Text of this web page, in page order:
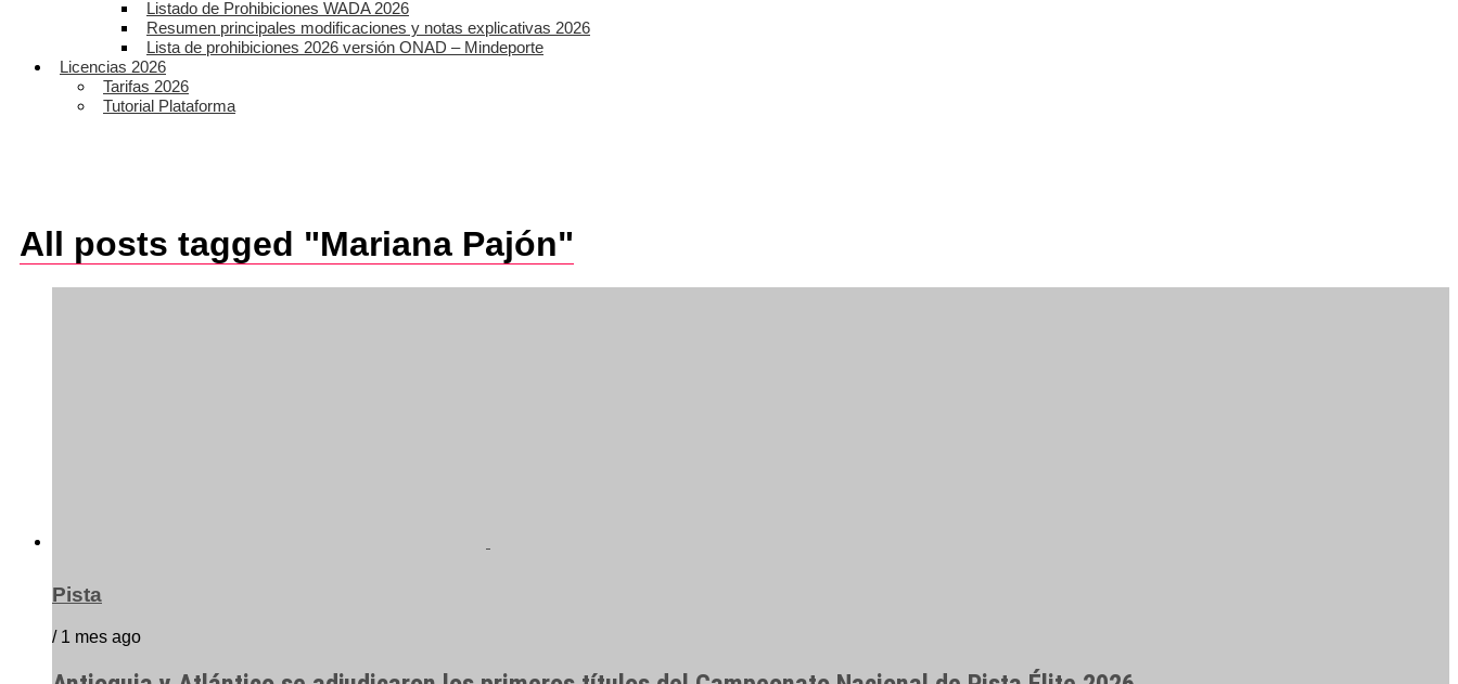
Listado de Prohibiciones WADA 2026
Resumen principales modificaciones y notas explicativas 2026
Lista de prohibiciones 2026 versión ONAD – Mindeporte
Licencias 2026
Tarifas 2026
Tutorial Plataforma
All posts tagged "Mariana Pajón"
Pista
/ 1 mes ago